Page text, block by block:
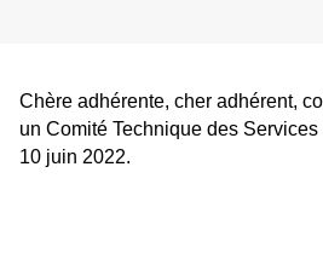
Chère adhérente, cher adhérent,
un Comité Technique des
10 juin 2022.